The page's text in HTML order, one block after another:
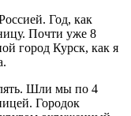
Год, как
Почти уже 8
город Курск, как я
Шли мы по 4
Городок